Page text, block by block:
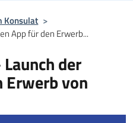
Konsulat >
App für den Erwerb...
der
Erwerb von